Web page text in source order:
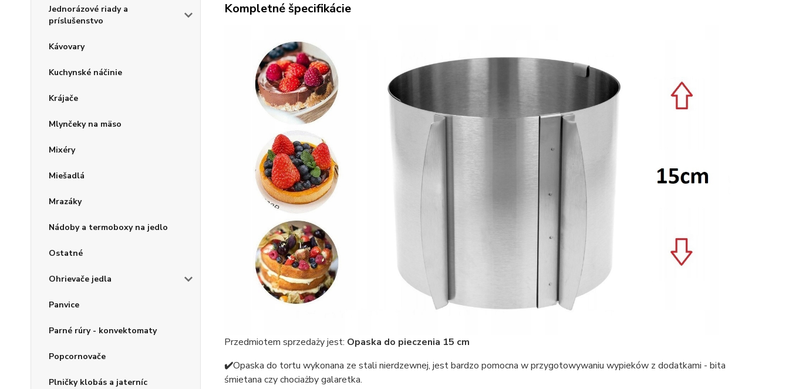
Jednorázové riady a
príslušenstvo
Kávovary
Kuchynské náčinie
Krájače
Mlynčeky na mäso
Mixéry
Miešadlá
Mrazáky
Nádoby a termoboxy na jedlo
Ostatné
Ohrievače jedla
Panvice
Parné rúry - konvektomaty
Popcornovače
Plničky klobás a jaterníc
Kompletné špecifikácie
Przedmiotem sprzedaży jest: Opaska do pieczenia 15 cm
✔️Opaska do tortu wykonana ze stali nierdzewnej, jest bardzo pomocna w przygotowywaniu wypieków z dodatkami - bita
śmietana czy chociażby galaretka.